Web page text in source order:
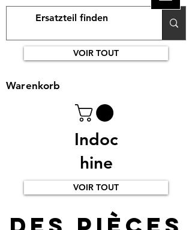
VOIR TOUT
Indoc
hine
Warenkorb
VOIR TOUT